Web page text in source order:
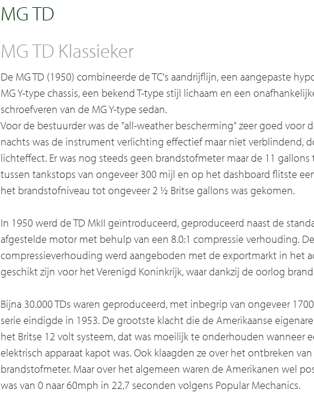
MG TD
MG TD Klassieker
De MG TD (1950) combineerde de TC's aandrijflijn, een aangepaste
MG Y-type chassis, een bekend T-type stijl lichaam en een
schroefveren van de MG Y-type sedan.
Voor de bestuurder was de "all-weather bescherming" zeer goed voor
nachts was de instrument verlichting effectief maar niet verblindend,
lichteffect. Er was nog steeds geen brandstofmeter maar de 11
tussen tankstops van ongeveer 300 mijl en op het dashboard flitste
het brandstofniveau tot ongeveer 2 ½ Britse gallons was gekomen.
In 1950 werd de TD MkII geïntroduceerd, geproduceerd naast de
afgestelde motor met behulp van een 8.0:1 compressie verhouding.
compressieverhouding werd aangeboden met de exportmarkt in het
geschikt zijn voor het Verenigd Koninkrijk, waar dankzij de oorlog
Bijna 30.000 TDs waren geproduceerd, met inbegrip van ongeveer
serie eindigde in 1953. De grootste klacht die de Amerikaanse
het Britse 12 volt systeem, dat was moeilijk te onderhouden wanneer
elektrisch apparaat kapot was. Ook klaagden ze over het ontbreken
brandstofmeter. Maar over het algemeen waren de Amerikanen wel
was van 0 naar 60mph in 22,7 seconden volgens Popular Mechanics.